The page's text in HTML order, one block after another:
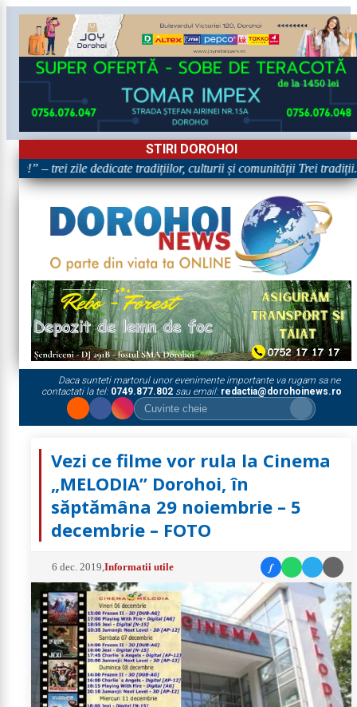
STIRI DOROHOI
– trei zile dedicate tradițiilor, culturii și comunității Trei tradiții.
Daca sunteti martorul unor evenimente importante va rugam sa ne
contactati la tel: 0749.877.802sau email: redactia@dorohoinews.ro
Vezi ce filme vor rula la Cinema
„MELODIA” Dorohoi, în
săptămâna 29 noiembrie – 5
decembrie – FOTO
6 dec. 2019 ,Informatii utile f